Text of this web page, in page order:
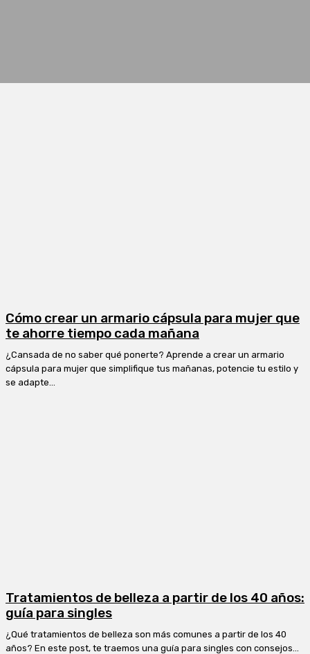
Cómo crear un armario cápsula para mujer que
te ahorre tiempo cada mañana
¿Cansada de no saber qué ponerte? Aprende a crear un armario
cápsula para mujer que simplifique tus mañanas, potencie tu estilo y
se adapte...
Tratamientos de belleza a partir de los 40 años:
guía para singles
¿Qué tratamientos de belleza son más comunes a partir de los 40
años? En este post, te traemos una guía para singles con consejos...